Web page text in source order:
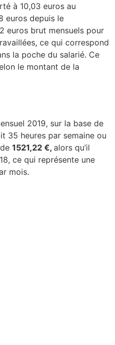
à 10,03 euros au
euros depuis le
euros brut mensuels pour
ce qui correspond
la poche du salarié. Ce
le montant de la
2019, sur la base de
35 heures par semaine ou
1521,22 €, alors qu’il
ce qui représente une
mois.